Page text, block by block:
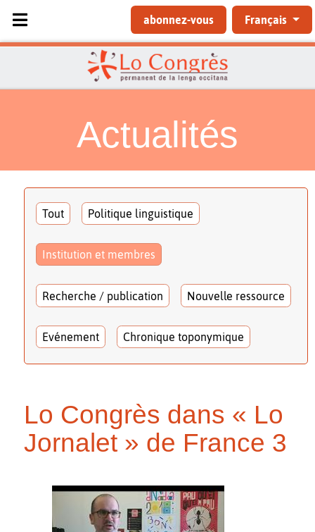
Sélectionnez votre langue
abonnez-vous Français
Actualités
Tout Politique linguistique
Institution et membres
Recherche / publication Nouvelle ressource
Evénement Chronique toponymique
Lo Congrès dans « Lo
Jornalet » de France 3